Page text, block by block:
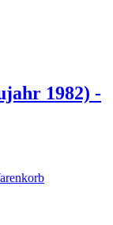
1982) -